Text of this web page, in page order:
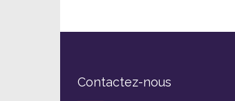
Contactez-nous